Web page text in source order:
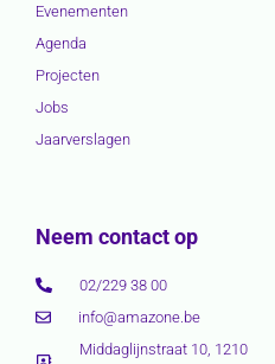
Evenementen
Agenda
Projecten
Jobs
Jaarverslagen
Neem contact op
02/229 38 00
info@amazone.be
Middaglijnstraat 10, 1210